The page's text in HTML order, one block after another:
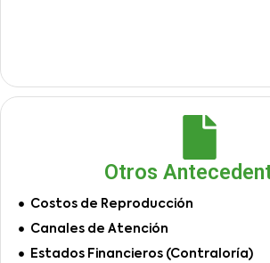
Otros
Costos de Reproducción
Canales de Atención
Estados Financieros (Contraloría)